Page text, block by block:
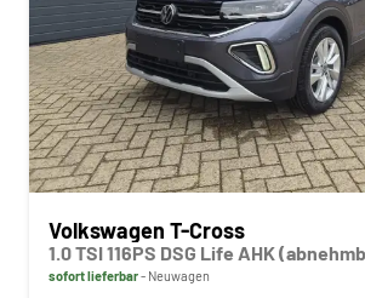
Volkswagen T-Cross
sofort lieferbar Neuwagen